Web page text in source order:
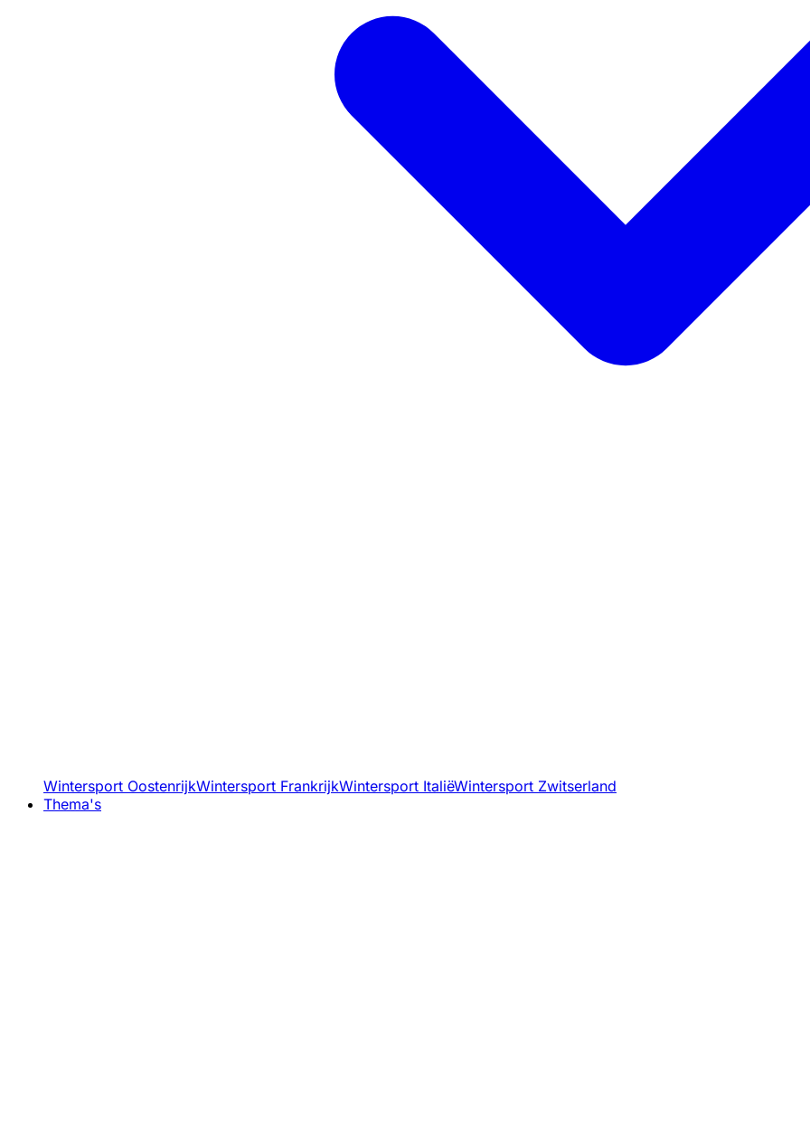
Wintersport OostenrijkWintersport FrankrijkWintersport ItaliëWintersport Zwitserland
Thema's